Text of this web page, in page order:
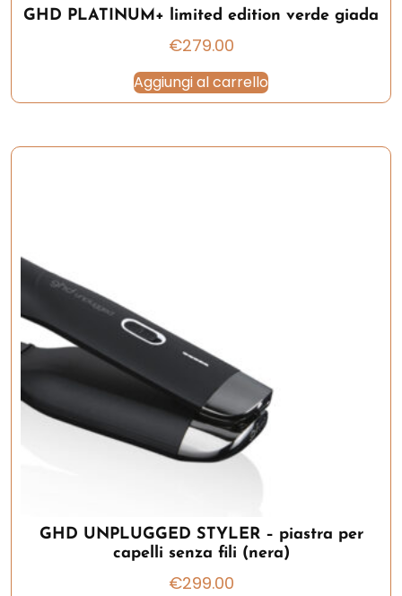
GHD PLATINUM+ limited edition verde giada
€279.00
Aggiungi al carrello
GHD UNPLUGGED STYLER – piastra per
capelli senza fili (nera)
€299.00